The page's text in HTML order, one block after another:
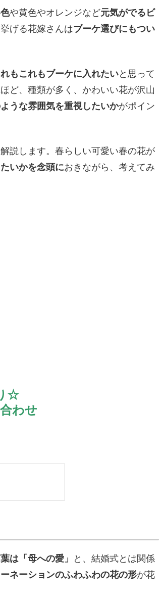
や黄色やオレンジなど元気がでるビ
げる花嫁さんはブーケ選びにもつい
もこれもブーケに入れたいと思って
ど、種類が多く、かわいい花が沢山
うな雰囲気を重視したいかがポイン
説します。春らしい可愛い春の花が
いかを念頭におきながら、考えてみ
☆
わせ
は「母への愛」
と、結婚式とは関係
ネーションのふわふわの花の形が花